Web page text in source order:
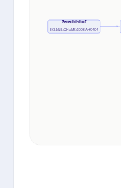
Gerechtshof
ECLI:NL:GHAMS:2003:AH9404